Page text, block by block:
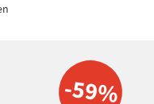
-59%